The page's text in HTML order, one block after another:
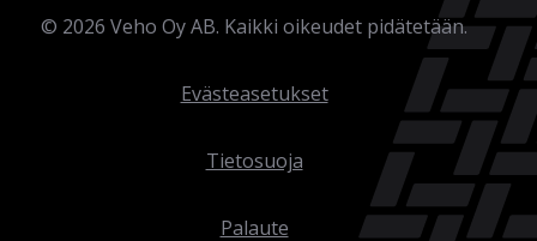
© 2026 Veho Oy AB. Kaikki oikeudet pidätetään.
Evästeasetukset
Tietosuoja
Palaute